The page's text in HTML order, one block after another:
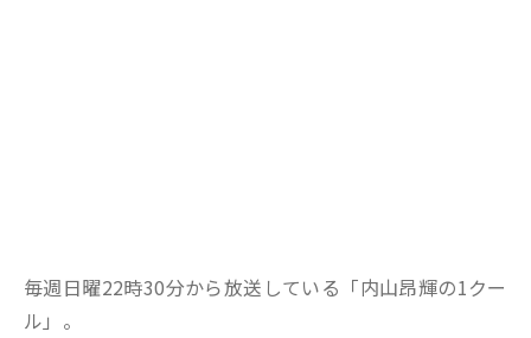
毎週日曜22時30分から放送している「内山昂輝の1クー
ル」。